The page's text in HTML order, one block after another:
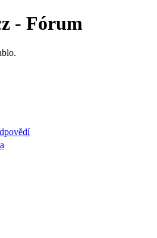
- Fórum